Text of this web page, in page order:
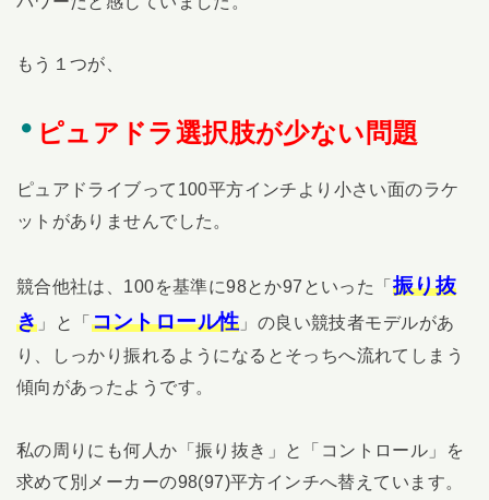
もう１つが、
ピュアドラ選択肢が少ない問題
ピュアドライブって100平方インチより小さい面のラケ
ットがありませんでした。
競合他社は、100を基準に98とか97といった「 振り抜
き 」と「 コントロール性 」の良い競技者モデルがあ
り、しっかり振れるようになるとそっちへ流れてしまう
傾向があったようです。
私の周りにも何人か「振り抜き」と「コントロール」を
求めて別メーカーの98(97)平方インチへ替えています。